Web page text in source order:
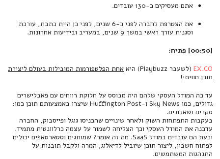
אתם מעסיקים כ-130 עובדים.
את הצטרפת לחברה לפני כ-6 שנים, לפני כן היית כתבת, עורכת
וסגנית עורך ראשי במשך 9 שנים, במעריב ובידיעות אחרונות.
[00:50] פתיח:
EX.CO (לשעבר Playbuzz) היא
אחת הפלטפורמות המובילות בעולם ליצירת
תוכן חוויתי!
עד כה המודל העסקי שלהם היה מבוסס על חלוקת רווחים עם פאבלישרים
גדולים, כמו Sky News ו-Huffington Post שיצרו באמצעותם תוכן כמו:
סקרים ושאלונים.
בעקבות התפתחות השוק ולאחר שינויים שהכניסו גוגל ופייסבוק, החברה
עדכנה את המודל העסקי וכך הצליחה לשמור על עצמה כרלוונטית מתמיד.
וכעת הם עובדים במודל SaaS. מה זה אומר? שמותגים וסטארטאפים יכולים
לפתוח חשבון, ליצור תוכן שיוביל לדיאלוג, המרה ולקבל תובנות על
התנהגות המשתמשים.